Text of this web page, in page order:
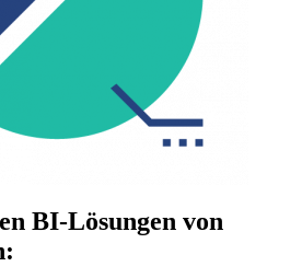
BI-Lösungen von